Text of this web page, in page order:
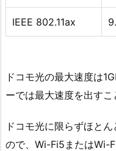
IEEE 802.11ax
ドコモ光の最大速度は
ーでは最大速度を出すこ
ドコモ光に限らずほと
ので、Wi-Fi5またはWi-